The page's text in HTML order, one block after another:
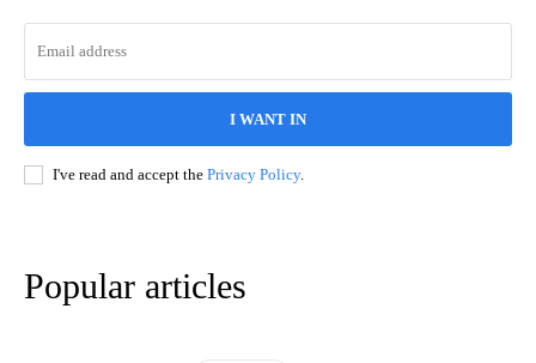
I WANT IN
I've read and accept the Privacy Policy.
Popular articles